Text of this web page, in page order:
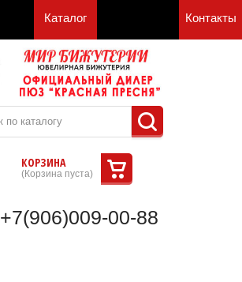
Каталог Контакты
КОРЗИНА
(Корзина пуста)
+7(906)009-00-88